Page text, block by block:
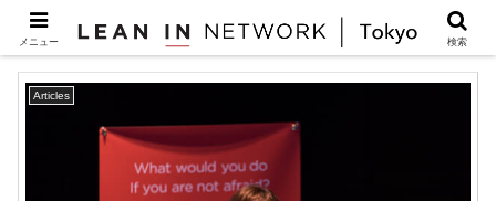
育児休暇
Articles
メニュー 検索